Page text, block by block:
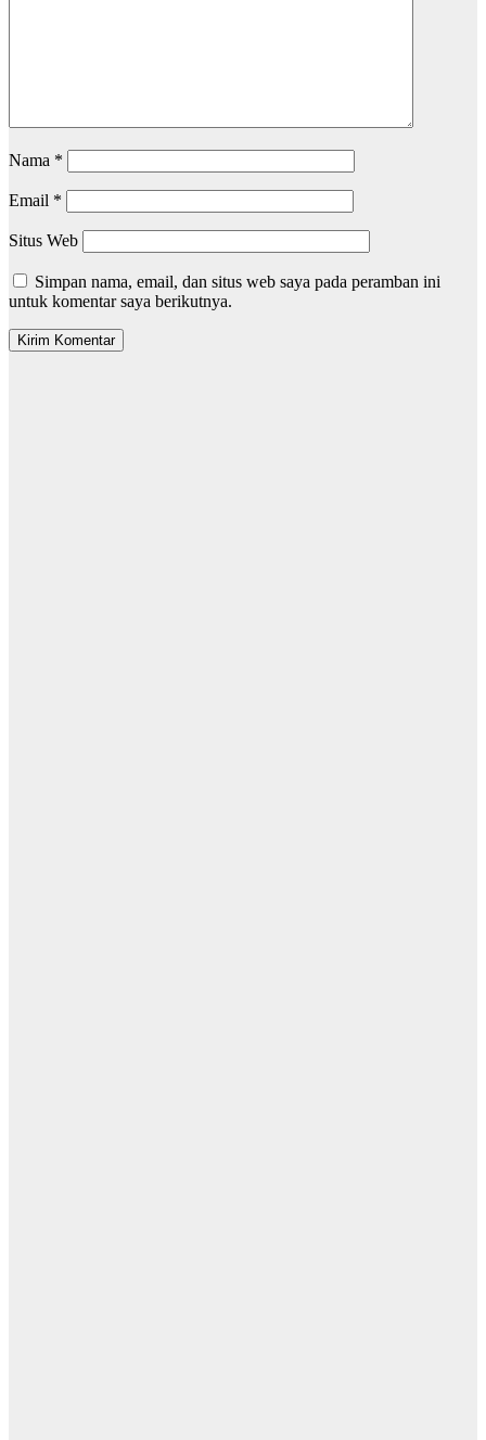
Nama *
Email *
Situs Web
Simpan nama, email, dan situs web saya pada peramban ini
untuk komentar saya berikutnya.